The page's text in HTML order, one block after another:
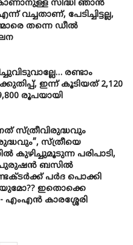
സിദ്ധി ഞാന്‍
വച്ചതാണ്, പേടിച്ചിട്ടല്ല,
തന്നെ ഡീല്‍
രണ്ടാം
ഇന്ന് കൂടിയത് 2,120
രൂപയായി
സ്ത്രീവിരുദ്ധവും
സ്ത്രീയെ
കുഴിച്ചുമൂടുന്ന പരിപാടി,
പുരുഷൻ ബസിൽ
പർദ പൊക്കി
ഇതൊക്കെ
എംഎന്‍ കാരശ്ശേരി